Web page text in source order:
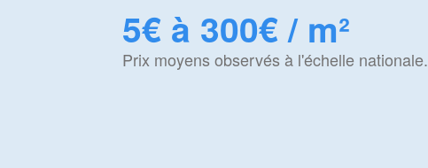
5€ à 300€ / m²
Prix moyens observés à l'échelle nationale.